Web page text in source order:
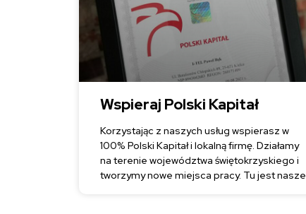
Wspieraj Polski Kapitał
Korzystając z naszych usług wspierasz w
100% Polski Kapitał i lokalną firmę. Działamy
na terenie województwa świętokrzyskiego i
tworzymy nowe miejsca pracy. Tu jest nasze